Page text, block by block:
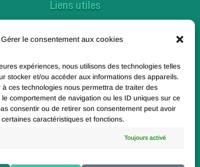
Gérer le consentement aux cookies
expériences, nous utilisons des technologies telles
stocker et/ou accéder aux informations des appareils.
à ces technologies nous permettra de traiter des
comportement de navigation ou les ID uniques sur ce
consentir ou de retirer son consentement peut avoir
caractéristiques et fonctions.
Toujours activé
Liens utiles
Foire aux questions
Toutes nos actualités
Nos enquêtes
Paris 19e